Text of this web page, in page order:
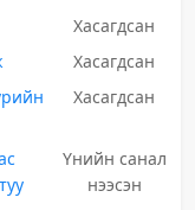
Хасагдсан
Хасагдсан
Хасагдсан
Үнийн санал
нээсэн